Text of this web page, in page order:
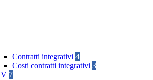
Contratti integrativi 4
Costi contratti integrativi 3
7